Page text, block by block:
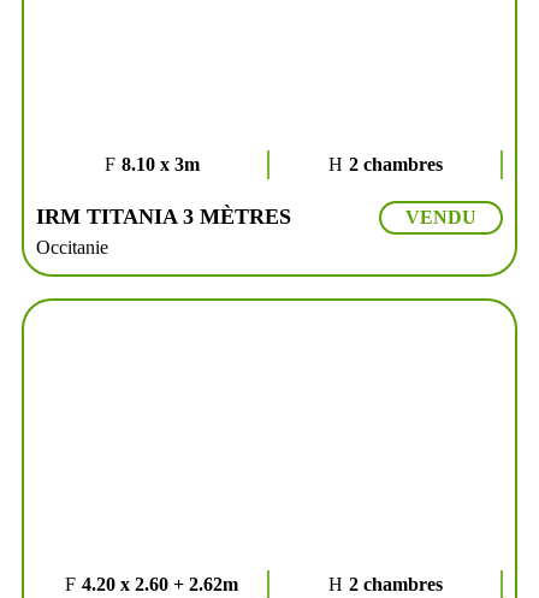
8.10 x 3m 2 chambres
IRM TITANIA 3 MÈTRES
Occitanie
VENDU
4.20 x 2.60 + 2.62m 2 chambres